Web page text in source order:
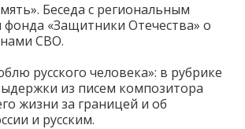
Беседа с региональным
«Защитники Отечества» о
СВО.
русского человека»: в рубрике
из писем композитора
жизни за границей и об
и русским.